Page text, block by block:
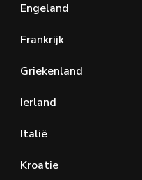
Engeland
Frankrijk
Griekenland
Ierland
Italië
Kroatie